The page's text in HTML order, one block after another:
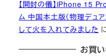
【開封の儀】iPhone 15
ム 中国本土版（物理デュ
して火を入れてみました
お買